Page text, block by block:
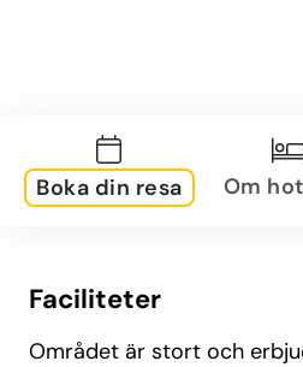
Boka din resa Om
Faciliteter
Området är stort och